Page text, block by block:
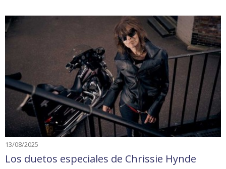
13/08/2025
Los duetos especiales de Chrissie Hynde